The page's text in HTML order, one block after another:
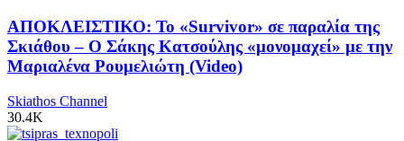
ΑΠΟΚΛΕΙΣΤΙΚΟ: Το «Survivor» σε παραλία της
Σκιάθου – Ο Σάκης Κατσούλης «μονομαχεί» με την
Μαριαλένα Ρουμελιώτη (Video)
Skiathos Channel
30.4K